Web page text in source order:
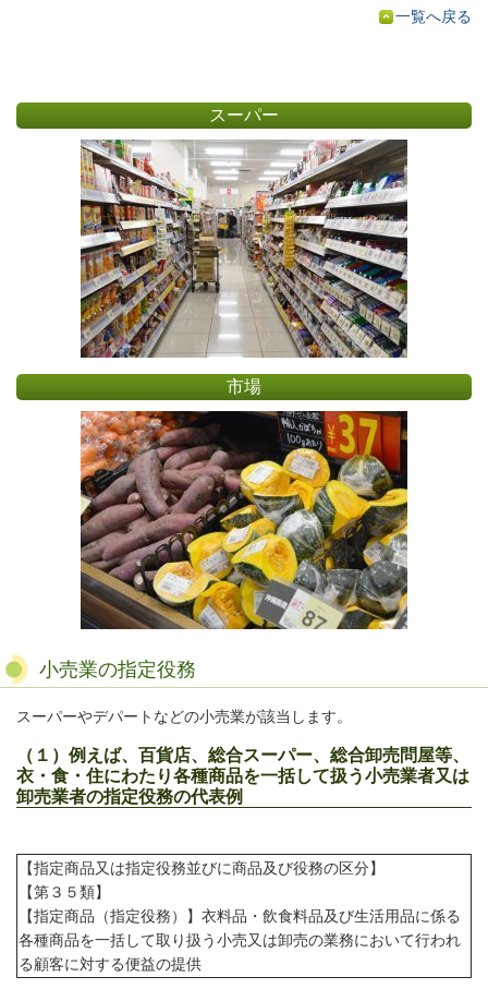
一覧へ戻る
スーパー
市場
小売業の指定役務
スーパーやデパートなどの小売業が該当します。
（１）例えば、百貨店、総合スーパー、総合卸売問屋等、
衣・食・住にわたり各種商品を一括して扱う小売業者又は
卸売業者の指定役務の代表例
【指定商品又は指定役務並びに商品及び役務の区分】
【第３５類】
【指定商品（指定役務）】衣料品・飲食料品及び生活用品に係る
各種商品を一括して取り扱う小売又は卸売の業務において行われ
る顧客に対する便益の提供